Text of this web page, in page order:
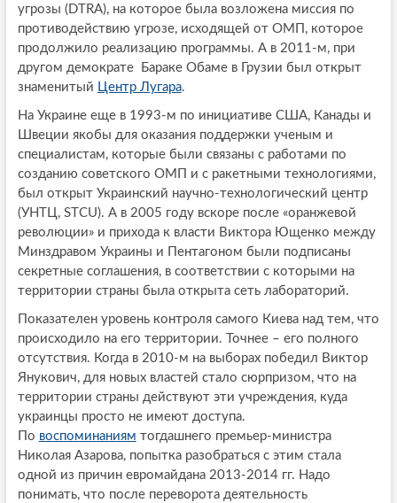
угрозы (DTRA), на которое была возложена миссия по
противодействию угрозе, исходящей от ОМП, которое
продолжило реализацию программы. А в 2011-м, при
другом демократе Бараке Обаме в Грузии был открыт
знаменитый Центр Лугара.
На Украине еще в 1993-м по инициативе США, Канады и
Швеции якобы для оказания поддержки ученым и
специалистам, которые были связаны с работами по
созданию советского ОМП и с ракетными технологиями,
был открыт Украинский научно-технологический центр
(УНТЦ, STCU). А в 2005 году вскоре после «оранжевой
революции» и прихода к власти Виктора Ющенко между
Минздравом Украины и Пентагоном были подписаны
секретные соглашения, в соответствии с которыми на
территории страны была открыта сеть лабораторий.
Показателен уровень контроля самого Киева над тем, что
происходило на его территории. Точнее – его полного
отсутствия. Когда в 2010-м на выборах победил Виктор
Янукович, для новых властей стало сюрпризом, что на
территории страны действуют эти учреждения, куда
украинцы просто не имеют доступа.
По воспоминаниям тогдашнего премьер-министра
Николая Азарова, попытка разобраться с этим стала
одной из причин евромайдана 2013-2014 гг. Надо
понимать, что после переворота деятельность